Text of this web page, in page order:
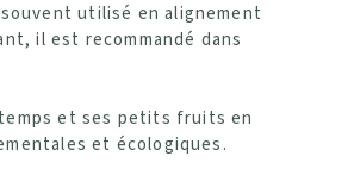
utilisé en alignement
il est recommandé dans
et ses petits fruits en
et écologiques.